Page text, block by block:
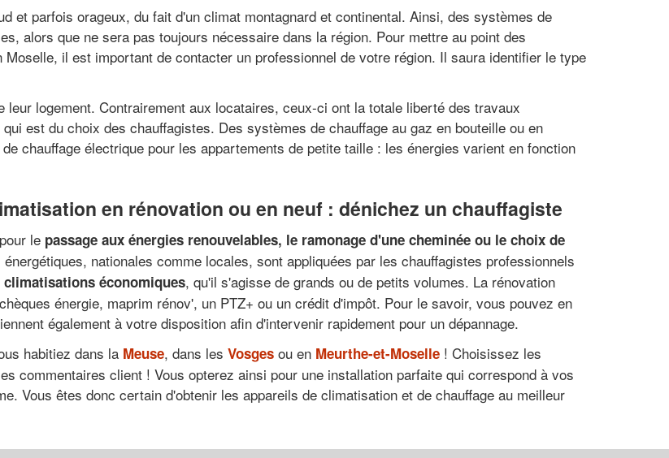
et parfois orageux, du fait d'un climat montagnard et continental. Ainsi, des systèmes de
alors que ne sera pas toujours nécessaire dans la région. Pour mettre au point des
il est important de contacter un professionnel de votre région. Il saura identifier le type
logement. Contrairement aux locataires, ceux-ci ont la totale liberté des travaux
est du choix des chauffagistes. Des systèmes de chauffage au gaz en bouteille ou en
chauffage électrique pour les appartements de petite taille : les énergies varient en fonction
en rénovation ou en neuf : dénichez un chauffagiste
le passage aux énergies renouvelables, le ramonage d'une cheminée ou le choix de
nationales comme locales, sont appliquées par les chauffagistes professionnels
économiques, qu'il s'agisse de grands ou de petits volumes. La rénovation
énergie, maprim rénov', un PTZ+ ou un crédit d'impôt. Pour le savoir, vous pouvez en
également à votre disposition afin d'intervenir rapidement pour un dépannage.
habitiez dans la Meuse, dans les Vosges ou en Meurthe-et-Moselle ! Choisissez les
commentaires client ! Vous opterez ainsi pour une installation parfaite qui correspond à vos
Vous êtes donc certain d'obtenir les appareils de climatisation et de chauffage au meilleur